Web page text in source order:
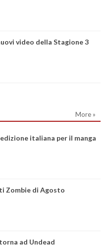
video della Stagione 3
More »
italiana per il manga
Zombie di Agosto
ad Undead